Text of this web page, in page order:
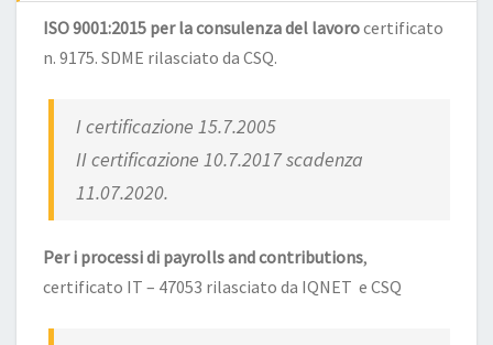
ISO 9001:2015 per la consulenza del lavorocertificato
n. 9175. SDME rilasciato da CSQ.
I certificazione 15.7.2005
II certificazione 10.7.2017 scadenza
11.07.2020.
Per i processi di payrolls and contributions,
certificato IT – 47053 rilasciato da IQNET e CSQ